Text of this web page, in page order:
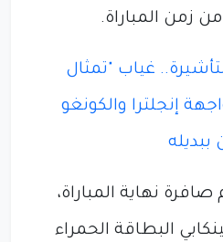
غياب "تمثال
إنجلترا والكونغو
نهاية المباراة،
البطاقة الحمراء